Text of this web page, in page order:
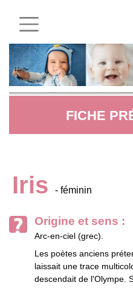
FICHE
Iris - féminin
Origine et sens :
Arc-en-ciel (grec).
Les poètes anciens
laissait une trace
descendait de l'Olympe.